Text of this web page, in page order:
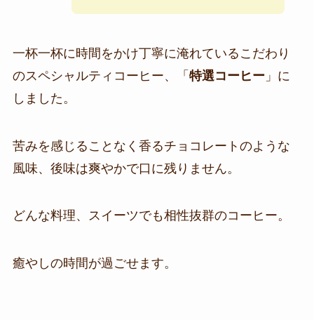
一杯一杯に時間をかけ丁寧に淹れているこだわり
のスペシャルティコーヒー、「 特選コーヒー」に
しました。
苦みを感じることなく香るチョコレートのような
風味、後味は爽やかで口に残りません。
どんな料理、スイーツでも相性抜群のコーヒー。
癒やしの時間が過ごせます。